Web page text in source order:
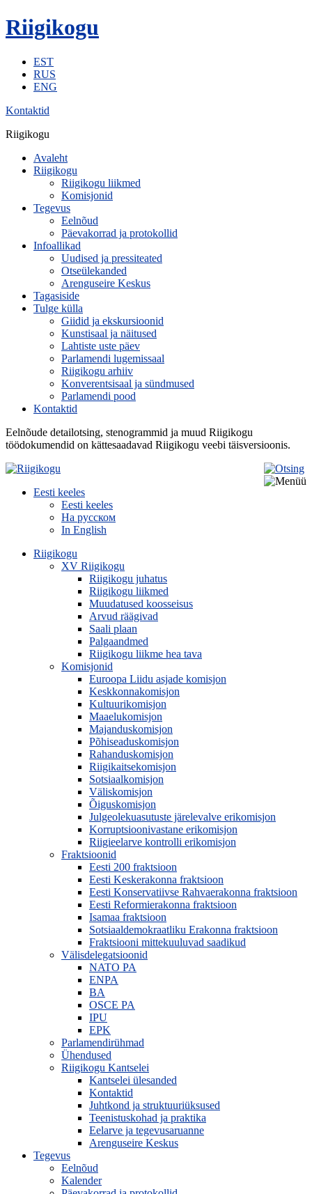
Riigikogu
EST
RUS
ENG
Kontaktid
Riigikogu
Avaleht
Riigikogu
Riigikogu liikmed
Komisjonid
Tegevus
Eelnõud
Päevakorrad ja protokollid
Infoallikad
Uudised ja pressiteated
Otseülekanded
Arenguseire Keskus
Tagasiside
Tulge külla
Giidid ja ekskursioonid
Kunstisaal ja näitused
Lahtiste uste päev
Parlamendi lugemissaal
Riigikogu arhiiv
Konverentsisaal ja sündmused
Parlamendi pood
Kontaktid
Eelnõude detailotsing, stenogrammid ja muud Riigikogu
töödokumendid on kättesaadavad Riigikogu veebi täisversioonis.
Eesti keeles
Eesti keeles
На русском
In English
Riigikogu
XV Riigikogu
Riigikogu juhatus
Riigikogu liikmed
Muudatused koosseisus
Arvud räägivad
Saali plaan
Palgaandmed
Riigikogu liikme hea tava
Komisjonid
Euroopa Liidu asjade komisjon
Keskkonnakomisjon
Kultuurikomisjon
Maaelukomisjon
Majanduskomisjon
Põhiseaduskomisjon
Rahanduskomisjon
Riigikaitsekomisjon
Sotsiaalkomisjon
Väliskomisjon
Õiguskomisjon
Julgeolekuasutuste järelevalve erikomisjon
Korruptsioonivastane erikomisjon
Riigieelarve kontrolli erikomisjon
Fraktsioonid
Eesti 200 fraktsioon
Eesti Keskerakonna fraktsioon
Eesti Konservatiivse Rahvaerakonna fraktsioon
Eesti Reformierakonna fraktsioon
Isamaa fraktsioon
Sotsiaaldemokraatliku Erakonna fraktsioon
Fraktsiooni mittekuuluvad saadikud
Välisdelegatsioonid
NATO PA
ENPA
BA
OSCE PA
IPU
EPK
Parlamendirühmad
Ühendused
Riigikogu Kantselei
Kantselei ülesanded
Kontaktid
Juhtkond ja struktuuriüksused
Teenistuskohad ja praktika
Eelarve ja tegevusaruanne
Arenguseire Keskus
Tegevus
Eelnõud
Kalender